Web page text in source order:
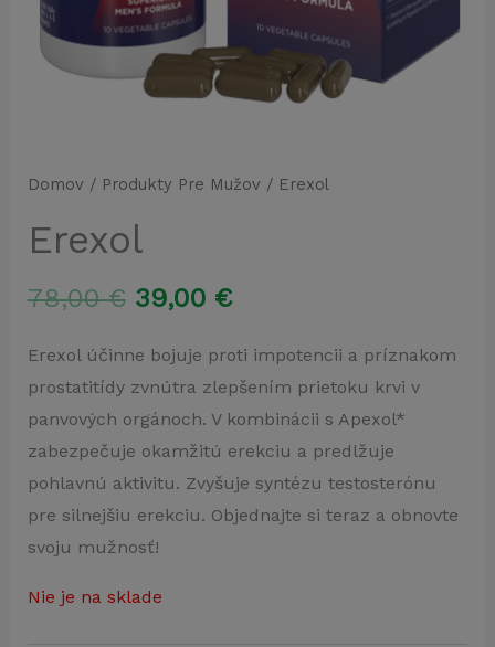
Domov / Produkty Pre Mužov / Erexol
Erexol
78,00€ Pôvodná
cena
bola:
78,00 €.
39,00 €Aktuálna
cena
je:
39,00 €.
Erexol účinne bojuje proti impotencii a príznakom
prostatitídy zvnútra zlepšením prietoku krvi v
panvových orgánoch. V kombinácii s Apexol*
zabezpečuje okamžitú erekciu a predlžuje
pohlavnú aktivitu. Zvyšuje syntézu testosterónu
pre silnejšiu erekciu. Objednajte si teraz a obnovte
svoju mužnosť!
Nie je na sklade